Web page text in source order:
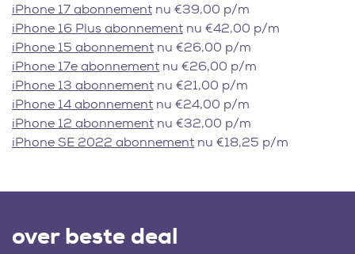
iPhone 17 abonnement nu €39,00 p/m
iPhone 16 Plus abonnement nu €42,00 p/m
iPhone 15 abonnement nu €26,00 p/m
iPhone 17e abonnement nu €26,00 p/m
iPhone 13 abonnement nu €21,00 p/m
iPhone 14 abonnement nu €24,00 p/m
iPhone 12 abonnement nu €32,00 p/m
iPhone SE 2022 abonnement nu €18,25 p/m
over beste deal